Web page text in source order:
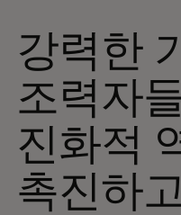
강력한
조력자
진화적
촉진하